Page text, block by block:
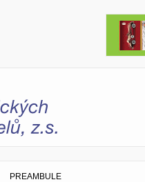
PREAMBULE